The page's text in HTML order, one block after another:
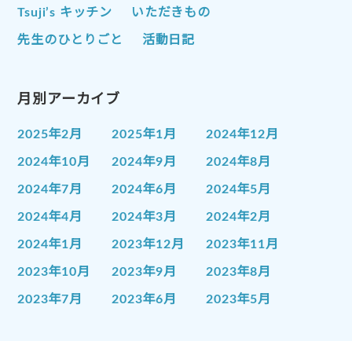
Tsuji’s キッチン いただきもの
先生のひとりごと 活動日記
月別アーカイブ
2025年2月 2025年1月 2024年12月
2024年10月 2024年9月 2024年8月
2024年7月 2024年6月 2024年5月
2024年4月 2024年3月 2024年2月
2024年1月 2023年12月 2023年11月
2023年10月 2023年9月 2023年8月
2023年7月 2023年6月 2023年5月